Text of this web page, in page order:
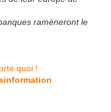
ramèneront le
quoi !